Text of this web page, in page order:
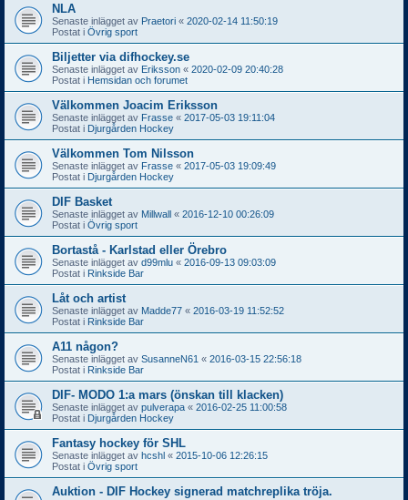
NLA
Senaste inlägget av Praetori « 2020-02-14 11:50:19
Postat i Övrig sport
Biljetter via difhockey.se
Senaste inlägget av Eriksson « 2020-02-09 20:40:28
Postat i Hemsidan och forumet
Välkommen Joacim Eriksson
Senaste inlägget av Frasse « 2017-05-03 19:11:04
Postat i Djurgården Hockey
Välkommen Tom Nilsson
Senaste inlägget av Frasse « 2017-05-03 19:09:49
Postat i Djurgården Hockey
DIF Basket
Senaste inlägget av Millwall « 2016-12-10 00:26:09
Postat i Övrig sport
Bortastå - Karlstad eller Örebro
Senaste inlägget av d99mlu « 2016-09-13 09:03:09
Postat i Rinkside Bar
Låt och artist
Senaste inlägget av Madde77 « 2016-03-19 11:52:52
Postat i Rinkside Bar
A11 någon?
Senaste inlägget av SusanneN61 « 2016-03-15 22:56:18
Postat i Rinkside Bar
DIF- MODO 1:a mars (önskan till klacken)
Senaste inlägget av pulverapa « 2016-02-25 11:00:58
Postat i Djurgården Hockey
Fantasy hockey för SHL
Senaste inlägget av hcshl « 2015-10-06 12:26:15
Postat i Övrig sport
Auktion - DIF Hockey signerad matchreplika tröja.